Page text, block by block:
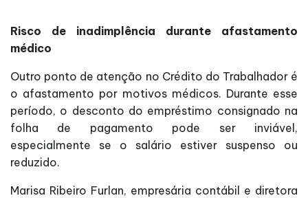
Risco de inadimplência durante afastamento
médico
Outro ponto de atenção no Crédito do Trabalhador é
o afastamento por motivos médicos. Durante esse
período, o desconto do empréstimo consignado na
folha de pagamento pode ser inviável,
especialmente se o salário estiver suspenso ou
reduzido.
Marisa Ribeiro Furlan, empresária contábil e diretora